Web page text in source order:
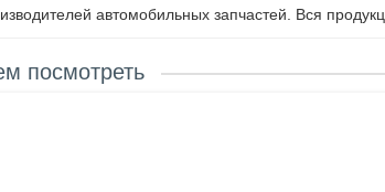
автомобильных запчастей. Вся
посмотреть